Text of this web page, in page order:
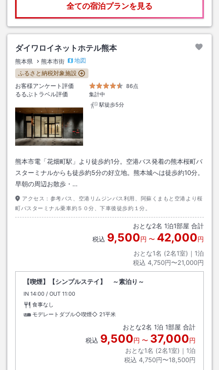
全ての宿泊プランを見る
ダイワロイネットホテル熊本
熊本県 熊本市街
地図
ふるさと納税対象施設
お客様アンケート評価
86点
るるぶトラベル評価
集計中
駅徒歩5分
熊本市電「花畑町駅」より徒歩約1分。空港バス発着の熊本桜町バ
スターミナルからも徒歩約5分の好立地。熊本城へは徒歩約10分。
早朝の周辺お散歩・…
アクセス： 参考バス、空港リムジンバス利用、阿蘇くまもと空港より桜
町バスターミナル乗車約５０分、下車後徒歩約１分。
おとな2名 1泊1部屋 合計
税込 9,500円 〜 42,000円
おとな1名 (2名1室)｜ 1泊
税込 4,750円〜21,000円
【喫煙】【シンプルステイ】 ～素泊り～
IN チェックイン
14:00 / OUT チェックアウト
11:00
食事なし
モデレートダブル◇喫煙◇ 21平米
おとな2名 1泊 1部屋 合計
税込 9,500円 〜 37,000円
おとな1名 (2名1室)｜ 1泊
税込 4,750円〜18,500円